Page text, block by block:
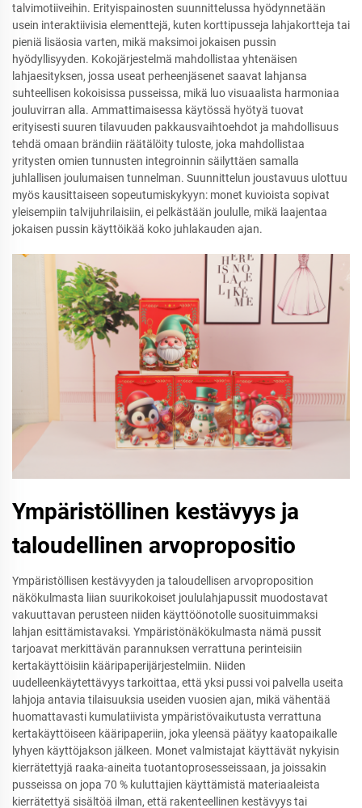
talvimotiiveihin. Erityispainosten suunnittelussa hyödynnetään
usein interaktiivisia elementtejä, kuten korttipusseja lahjakortteja tai
pieniä lisäosia varten, mikä maksimoi jokaisen pussin
hyödyllisyyden. Kokojärjestelmä mahdollistaa yhtenäisen
lahjaesityksen, jossa useat perheenjäsenet saavat lahjansa
suhteellisen kokoisissa pusseissa, mikä luo visuaalista harmoniaa
jouluvirran alla. Ammattimaisessa käytössä hyötyä tuovat
erityisesti suuren tilavuuden pakkausvaihtoehdot ja mahdollisuus
tehdä omaan brändiin räätälöity tuloste, joka mahdollistaa
yritysten omien tunnusten integroinnin säilyttäen samalla
juhlallisen joulumaisen tunnelman. Suunnittelun joustavuus ulottuu
myös kausittaiseen sopeutumiskykyyn: monet kuvioista sopivat
yleisempiin talvijuhrilaisiin, ei pelkästään joululle, mikä laajentaa
jokaisen pussin käyttöikää koko juhlakauden ajan.
Ympäristöllinen kestävyys ja
taloudellinen arvopropositio
Ympäristöllisen kestävyyden ja taloudellisen arvoproposition
näkökulmasta liian suurikokoiset joululahjapussit muodostavat
vakuuttavan perusteen niiden käyttöönotolle suosituimmaksi
lahjan esittämistavaksi. Ympäristönäkökulmasta nämä pussit
tarjoavat merkittävän parannuksen verrattuna perinteisiin
kertakäyttöisiin kääripaperijärjestelmiin. Niiden
uudelleenkäytettävyys tarkoittaa, että yksi pussi voi palvella useita
lahjoja antavia tilaisuuksia useiden vuosien ajan, mikä vähentää
huomattavasti kumulatiivista ympäristövaikutusta verrattuna
kertakäyttöiseen kääripaperiin, joka yleensä päätyy kaatopaikalle
lyhyen käyttöjakson jälkeen. Monet valmistajat käyttävät nykyisin
kierrätettyjä raaka-aineita tuotantoprosesseissaan, ja joissakin
pusseissa on jopa 70 % kuluttajien käyttämistä materiaaleista
kierrätettyä sisältöä ilman, että rakenteellinen kestävyys tai